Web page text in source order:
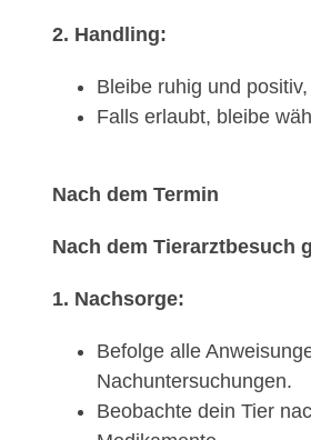
2. Handling:
Bleibe ruhig und
Falls erlaubt, bleibe
Nach dem Termin
Nach dem Tierarztbesuch
1. Nachsorge:
Befolge alle
Nachuntersuchungen.
Beobachte dein Tier